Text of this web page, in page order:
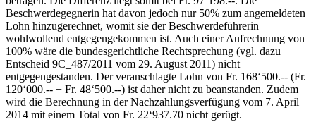
Beschwerdegegnerin hat davon jedoch nur 50% zum angemeldeten
Lohn hinzugerechnet, womit sie der Beschwerdeführerin
wohlwollend entgegengekommen ist. Auch einer Aufrechnung von
100% wäre die bundesgerichtliche Rechtsprechung (vgl. dazu
Entscheid 9C_487/2011 vom 29. August 2011) nicht
entgegengestanden. Der veranschlagte Lohn von Fr. 168‘500.-- (Fr.
120‘000.-- + Fr. 48‘500.--) ist daher nicht zu beanstanden. Zudem
wird die Berechnung in der Nachzahlungsverfügung vom 7. April
2014 mit einem Total von Fr. 22‘937.70 nicht gerügt.